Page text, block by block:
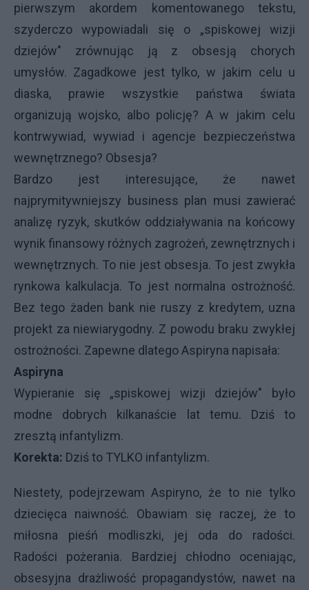
pierwszym akordem komentowanego tekstu,
szyderczo wypowiadali się o „spiskowej wizji
dziejów" zrównując ją z obsesją chorych
umysłów. Zagadkowe jest tylko, w jakim celu u
diaska, prawie wszystkie państwa świata
organizują wojsko, albo policję? A w jakim celu
kontrwywiad, wywiad i agencje bezpieczeństwa
wewnętrznego? Obsesja?
Bardzo jest interesujące, że nawet
najprymitywniejszy business plan musi zawierać
analizę ryzyk, skutków oddziaływania na końcowy
wynik finansowy różnych zagrożeń, zewnętrznych i
wewnętrznych. To nie jest obsesja. To jest zwykła
rynkowa kalkulacja. To jest normalna ostrożność.
Bez tego żaden bank nie ruszy z kredytem, uzna
projekt za niewiarygodny. Z powodu braku zwykłej
ostrożności. Zapewne dlatego Aspiryna napisała:
Aspiryna
Wypieranie się „spiskowej wizji dziejów" było
modne dobrych kilkanaście lat temu. Dziś to
zresztą infantylizm.
Korekta: Dziś to TYLKO infantylizm.
Niestety, podejrzewam Aspiryno, że to nie tylko
dziecięca naiwność. Obawiam się raczej, że to
miłosna pieśń modliszki, jej oda do radości.
Radości pożerania. Bardziej chłodno oceniając,
obsesyjna drażliwość propagandystów, nawet na